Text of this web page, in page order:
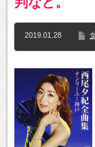
2019.01.28